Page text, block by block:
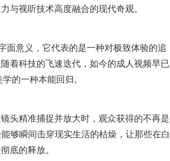
与视听技术高度融合的现代奇观。
面意义，它代表的是一种对极致体验的追
着科技的飞速迭代，如今的成人视频早已
的一种本能回归。
头精准捕捉并放大时，观众获得的不再是
够瞬间击穿现实生活的枯燥，让那些在白
底的释放。